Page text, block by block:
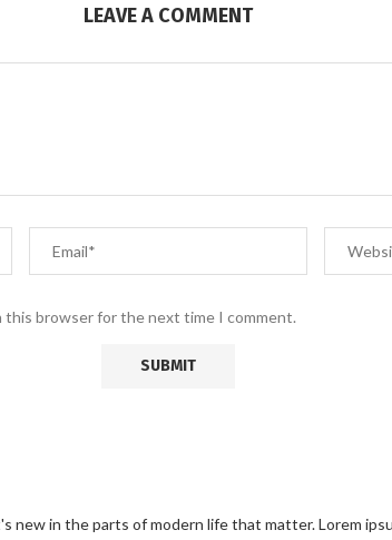
LEAVE A COMMENT
this browser for the next time I comment.
new in the parts of modern life that matter. Lorem